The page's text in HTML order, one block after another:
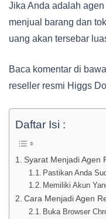
Jika Anda adalah
menjual barang dan
uang akan tersebar
Baca komentar di
reseller resmi Higgs
Daftar Isi :
Syarat Menjadi Agen
Pastikan Anda
Memiliki Akun
Cara Menjadi Agen
Buka Browser